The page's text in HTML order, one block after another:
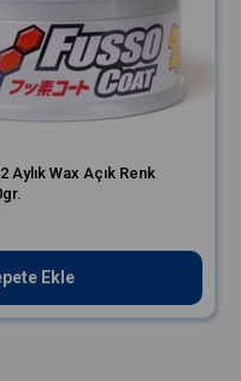
Aylık Wax Açık Renk
Ekle